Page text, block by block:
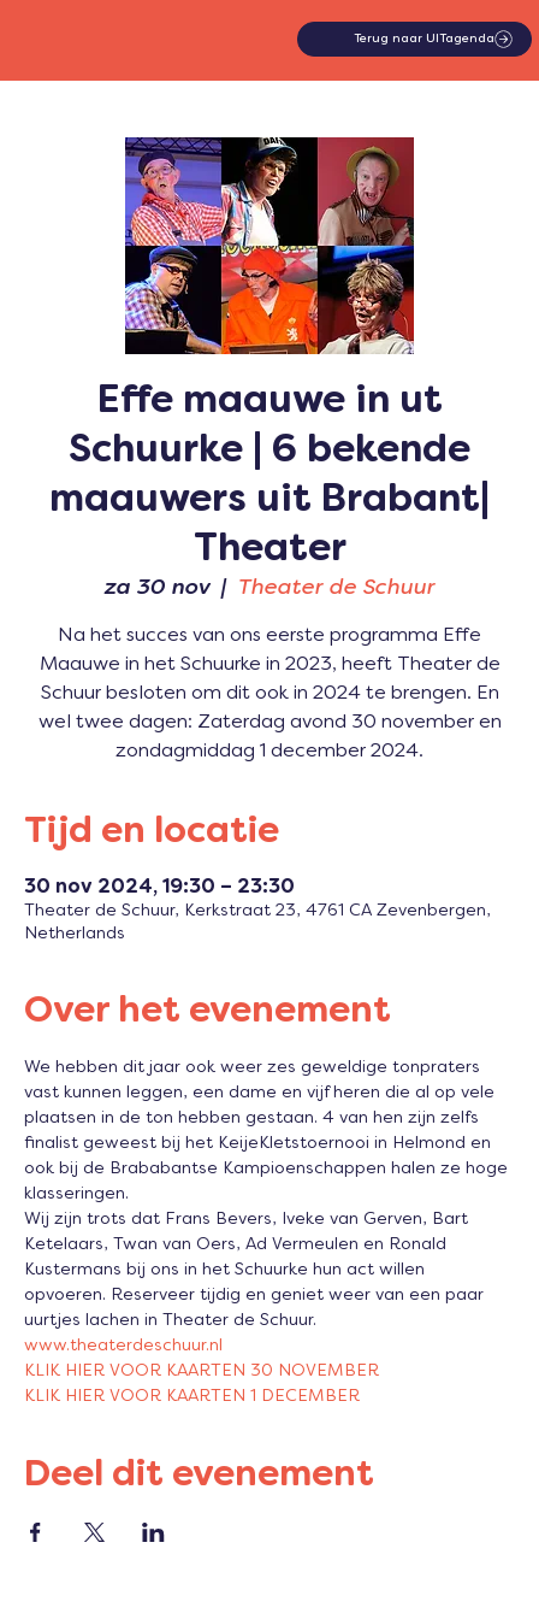
Terug naar UITagenda
Effe maauwe in ut
Schuurke | 6 bekende
maauwers uit Brabant|
Theater
za 30 nov
  |
Theater de Schuur
Na het succes van ons eerste programma Effe
Maauwe in het Schuurke in 2023, heeft Theater de
Schuur besloten om dit ook in 2024 te brengen. En
wel twee dagen: Zaterdag avond 30 november en
zondagmiddag 1 december 2024.
Tijd en locatie
30 nov 2024, 19:30 – 23:30
Theater de Schuur, Kerkstraat 23, 4761 CA Zevenbergen,
Netherlands
Over het evenement
We hebben dit jaar ook weer zes geweldige tonpraters
vast kunnen leggen, een dame en vijf heren die al op vele
plaatsen in de ton hebben gestaan. 4 van hen zijn zelfs
finalist geweest bij het KeijeKletstoernooi in Helmond en
ook bij de Brababantse Kampioenschappen halen ze hoge
klasseringen.
Wij zijn trots dat Frans Bevers, Iveke van Gerven, Bart
Ketelaars, Twan van Oers, Ad Vermeulen en Ronald
Kustermans bij ons in het Schuurke hun act willen
opvoeren. Reserveer tijdig en geniet weer van een paar
uurtjes lachen in Theater de Schuur.
www.theaterdeschuur.nl
KLIK HIER VOOR KAARTEN 30 NOVEMBER
KLIK HIER VOOR KAARTEN 1 DECEMBER
Deel dit evenement